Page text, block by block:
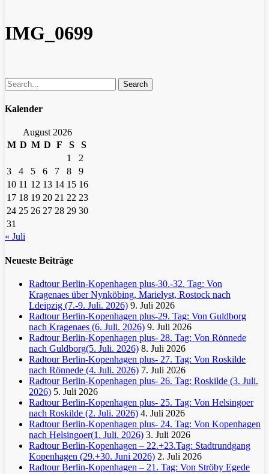
IMG_0699
Search
Kalender
August 2026
M D M D F S
S
1
2
3
4 5 6 7 8
9
10 11 12 13 14 15 16
17 18 19 20 21 22 23
24 25 26 27 28 29 30
31
« Juli
Neueste Beiträge
Radtour Berlin-Kopenhagen plus-30.-32. Tag: Von
Kragenaes über Nynköbing, Marielyst, Rostock nach
Ldeipzig (7.-9. Juli. 2026) 9. Juli 2026
Radtour Berlin-Kopenhagen plus-29. Tag: Von Guldborg
nach Kragenaes (6. Juli. 2026) 9. Juli 2026
Radtour Berlin-Kopenhagen plus- 28. Tag: Von Rönnede
nach Guldborg(5. Juli. 2026) 8. Juli 2026
Radtour Berlin-Kopenhagen plus- 27. Tag: Von Roskilde
nach Rönnede (4. Juli. 2026) 7. Juli 2026
Radtour Berlin-Kopenhagen plus- 26. Tag: Roskilde (3. Juli.
2026) 5. Juli 2026
Radtour Berlin-Kopenhagen plus- 25. Tag: Von Helsingoer
nach Roskilde (2. Juli. 2026) 4. Juli 2026
Radtour Berlin-Kopenhagen plus- 24. Tag: Von Kopenhagen
nach Helsingoer(1. Juli. 2026) 3. Juli 2026
Radtour Berlin-Kopenhagen – 22.+23.Tag: Stadtrundgang
Kopenhagen (29.+30. Juni 2026) 2. Juli 2026
Radtour Berlin-Kopenhagen – 21. Tag: Von Ströby Egede